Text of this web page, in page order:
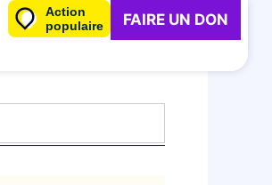
Action
populaire
FAIRE UN DON